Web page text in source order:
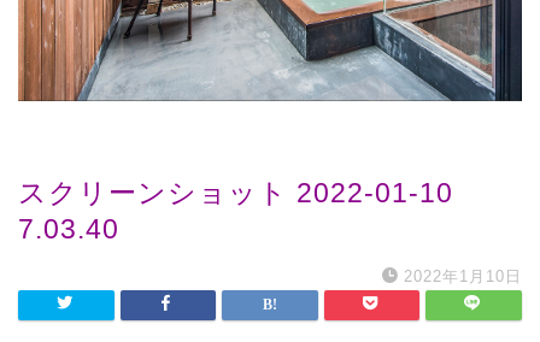
スクリーンショット 2022-01-10
7.03.40
2022年1月10日